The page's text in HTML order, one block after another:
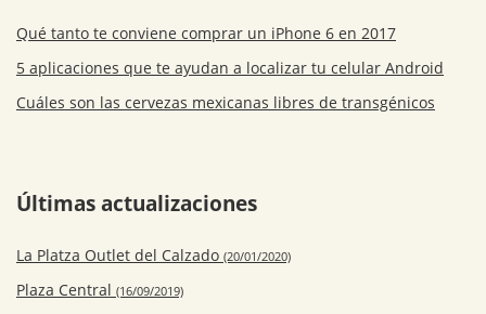
Qué tanto te conviene comprar un iPhone 6 en 2017
5 aplicaciones que te ayudan a localizar tu celular Android
Cuáles son las cervezas mexicanas libres de transgénicos
Últimas actualizaciones
La Platza Outlet del Calzado (20/01/2020)
Plaza Central (16/09/2019)